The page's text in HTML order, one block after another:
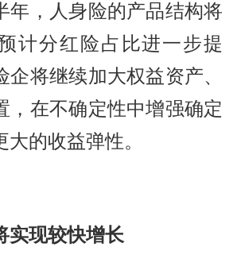
年，人身险的产品结构将
计分红险占比进一步提
企将继续加大权益资产、
，在不确定性中增强确定
的收益弹性。
实现较快增长